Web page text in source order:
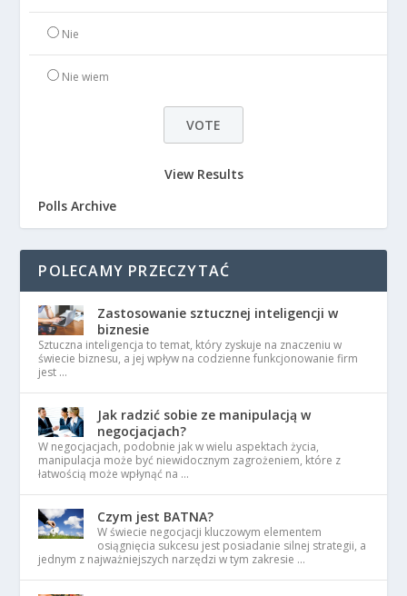
Nie
Nie wiem
View Results
Polls Archive
POLECAMY PRZECZYTAĆ
Zastosowanie sztucznej inteligencji w
biznesie
Sztuczna inteligencja to temat, który zyskuje na znaczeniu w
świecie biznesu, a jej wpływ na codzienne funkcjonowanie firm
jest …
Jak radzić sobie ze manipulacją w
negocjacjach?
W negocjacjach, podobnie jak w wielu aspektach życia,
manipulacja może być niewidocznym zagrożeniem, które z
łatwością może wpłynąć na …
Czym jest BATNA?
W świecie negocjacji kluczowym elementem
osiągnięcia sukcesu jest posiadanie silnej strategii, a
jednym z najważniejszych narzędzi w tym zakresie …